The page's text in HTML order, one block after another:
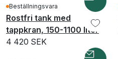
Beställningsvara
Rostfri tank med
tappkran, 150-1100 liter
4 420 SEK